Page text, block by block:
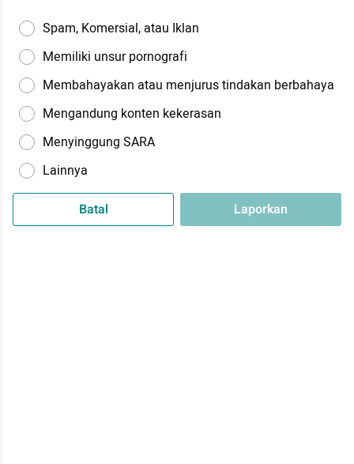
Spam, Komersial, atau Iklan
Memiliki unsur pornografi
Membahayakan atau menjurus tindakan berbahaya
Mengandung konten kekerasan
Menyinggung SARA
Lainnya
Batal Laporkan